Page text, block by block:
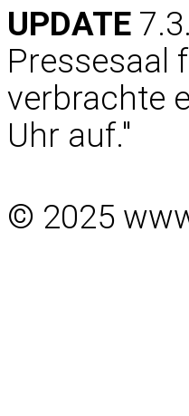
UPDATE
Pressesaal
verbrachte
Uhr auf."
© 2025